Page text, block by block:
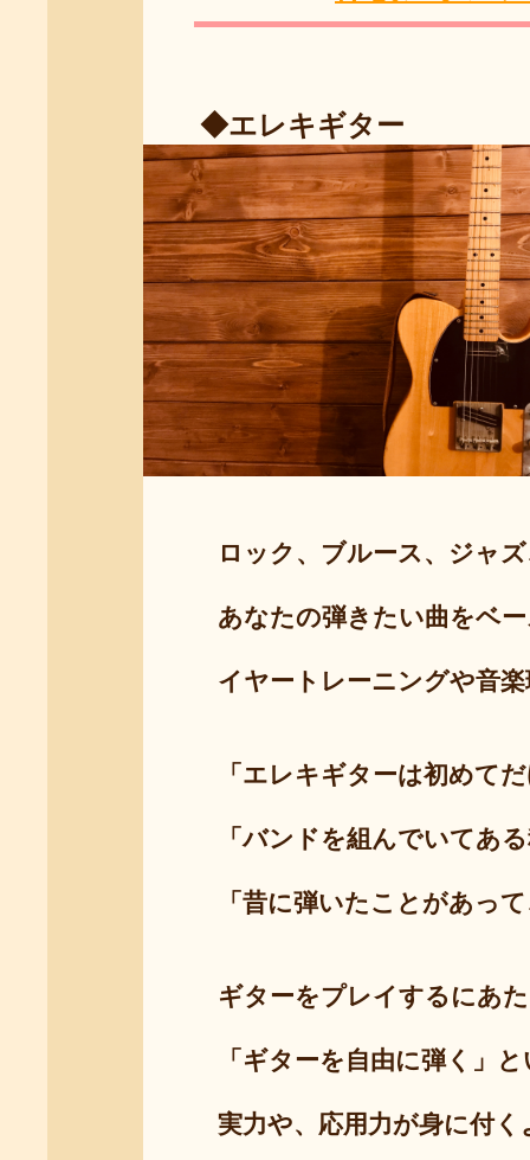
◆エレキギタ
ロック、ブルース、ジャズ
あなたの弾きたい曲をベース
イヤートレーニングや音楽
「エレキギターは初めてだ
「バンドを組んでいてある
「昔に弾いたことがあって
ギターをプレイするにあた
「ギターを自由に弾く」と
実力や、応用力が身に付く